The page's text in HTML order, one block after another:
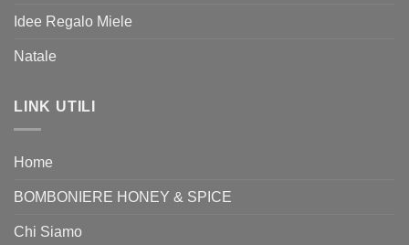
Idee Regalo Miele
Natale
LINK UTILI
Home
BOMBONIERE HONEY & SPICE
Chi Siamo